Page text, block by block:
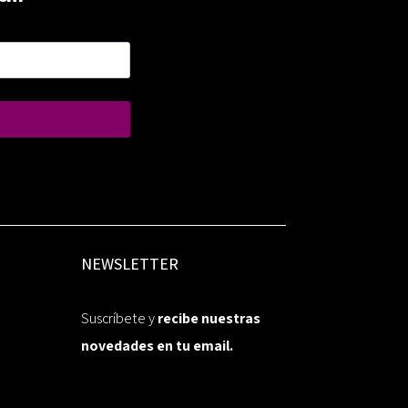
NEWSLETTER
Suscríbete yrecibe nuestras
novedades en tu email.